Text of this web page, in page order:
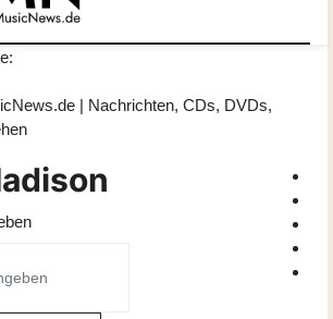
| Nachrichten, CDs, DVDs,